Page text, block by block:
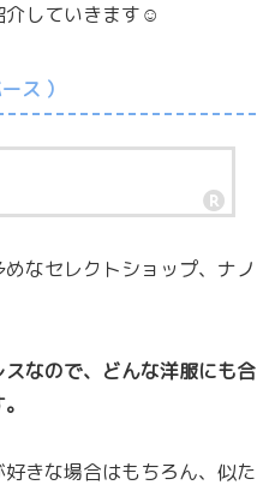
介していきます☺️
ス ）
なセレクトショップ、ナノ
なので、どんな洋服にも合
きな場合はもちろん、似た